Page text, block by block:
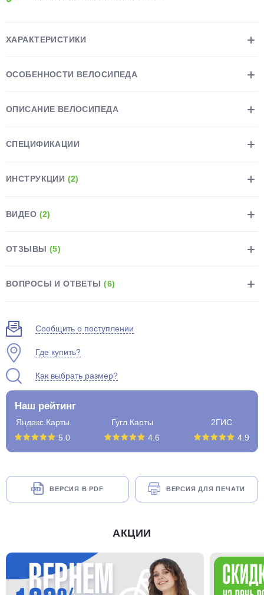
ХАРАКТЕРИСТИКИ
ОСОБЕННОСТИ ВЕЛОСИПЕДА
ОПИСАНИЕ ВЕЛОСИПЕДА
СПЕЦИФИКАЦИИ
ИНСТРУКЦИИ (2)
ВИДЕО (2)
ОТЗЫВЫ (5)
ВОПРОСЫ И ОТВЕТЫ(6)
Сообщить о поступлении
Где купить?
Как выбрать размер?
Наш рейтинг
Яндекс.Карты
5.0
Гугл.Карты
4.6
2ГИС
4.9
ВЕРСИЯ В PDF ВЕРСИЯ ДЛЯ ПЕЧАТИ
АКЦИИ
Остались вопросы?